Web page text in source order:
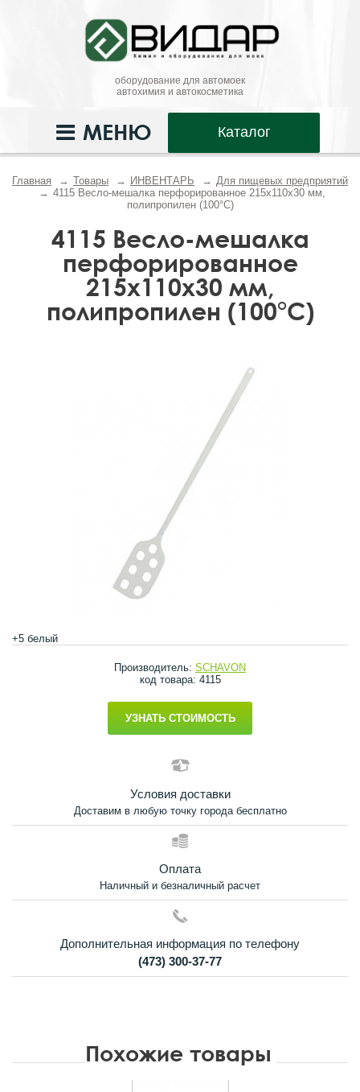
оборудование для автомоек
автохимия и автокосметика
Каталог
МЕНЮ
Главная Товары ИНВЕНТАРЬ
Для пищевых предприятий
4115 Весло-мешалка перфорированное 215x110x30 мм,
полипропилен (100°С)
4115 Весло-мешалка
перфорированное
215x110x30 мм,
полипропилен (100°С)
+5 белый
Производитель: SCHAVON
код товара: 4115
УЗНАТЬ СТОИМОСТЬ
Условия доставки
Доставим в любую точку города бесплатно
Оплата
Наличный и безналичный расчет
Дополнительная информация по телефону
(473) 300-37-77
Похожие товары